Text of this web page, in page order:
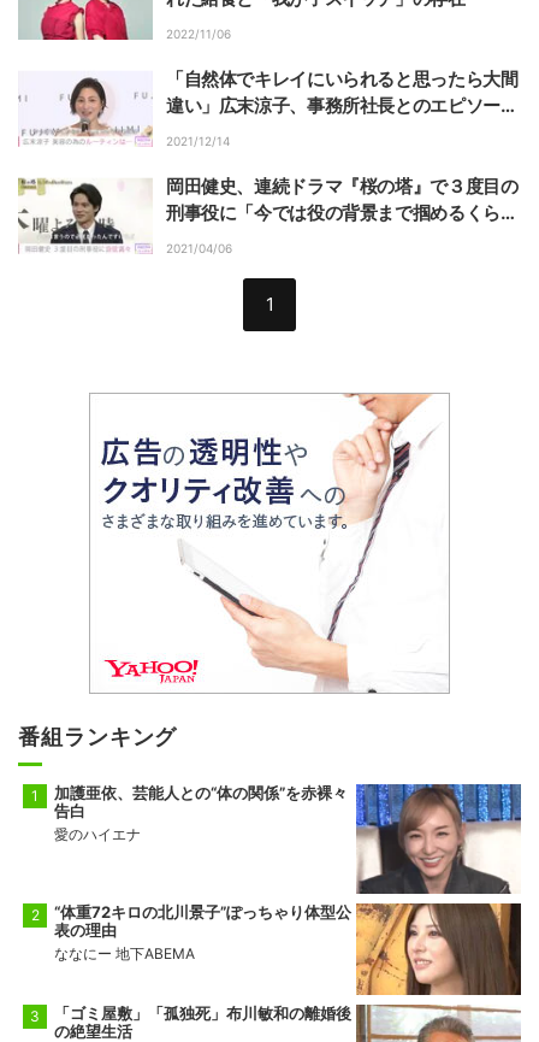
2022/11/06
「自然体でキレイにいられると思ったら大間
違い」広末涼子、事務所社長とのエピソード
明かす
2021/12/14
岡田健史、連続ドラマ『桜の塔』で３度目の
刑事役に「今では役の背景まで掴めるくらい
の感触」
2021/04/06
1
番組ランキング
加護亜依、芸能人との“体の関係”を赤裸々
告白
愛のハイエナ
“体重72キロの北川景子”ぽっちゃり体型公
表の理由
ななにー 地下ABEMA
「ゴミ屋敷」「孤独死」布川敏和の離婚後
の絶望生活